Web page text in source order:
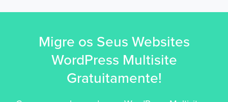
Migre os Seus Websites
WordPress Multisite
Gratuitamente!